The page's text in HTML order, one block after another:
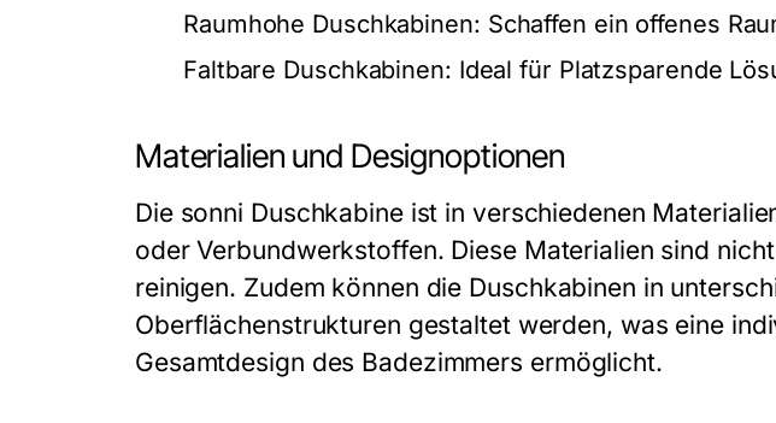
Raumhohe Duschkabinen: Schaffen ein offenes
Faltbare Duschkabinen: Ideal für Platzsparende
Materialien und Designoptionen
Die sonni Duschkabine ist in verschiedenen
oder Verbundwerkstoffen. Diese Materialien sind
reinigen. Zudem können die Duschkabinen in
Oberflächenstrukturen gestaltet werden, was eine
Gesamtdesign des Badezimmers ermöglicht.